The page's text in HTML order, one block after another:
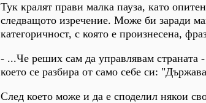
Тук кралят прави малка пауза, като
следващото изречение. Може би заради
категоричност, с която е произнесена,
- ...Че реших сам да управлявам страната
което се разбира от само себе си:
След което може и да е споделил някои